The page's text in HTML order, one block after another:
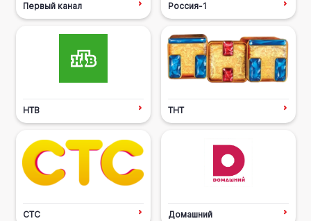
Первый канал Россия-1
НТВ ТНТ
СТС Домашний